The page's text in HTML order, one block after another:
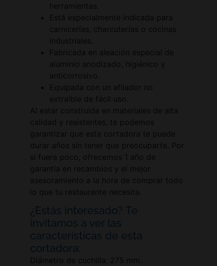
herramientas.
Está especialmente indicada para
carnicerías, charcuterías o cocinas
industriales.
Fabricada en aleación especial de
aluminio anodizado, higiénico y
anticorrosivo.
Equipada con un afilador no
extraíble de fácil uso.
Al estar construida en materiales de alta
calidad y resistentes, te podemos
garantizar que esta cortadora te puede
durar años sin tener que preocuparte. Por
si fuera poco, ofrecemos 1 año de
garantía en recambios y el mejor
asesoramiento a la hora de comprar todo
lo que tu restaurante necesita.
¿Estás interesado? Te
invitamos a ver las
características de esta
cortadora:
Diámetro de cuchilla: 275 mm.